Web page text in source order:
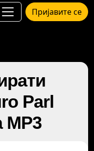
Пријавите се
Parl
MP3